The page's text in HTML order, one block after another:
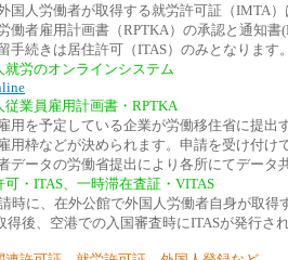
国人労働者が取得する就労許可証（IMTA
働者雇用計画書（RPTKA）の承認と通知書
手続きは居住許可（ITAS）のみとなります。
就労のオンラインシステム
従業員雇用計画書・RPTKA
用を予定している企業が労働移住省に提出
用枠などが決められます。申請を受け付け
データの労働省提出により各所にてデータ
可・ITAS、一時滞在査証・VITAS
時に、在外公館で外国人労働者自身が取得
得後、空港での入国審査時にITASが発行され